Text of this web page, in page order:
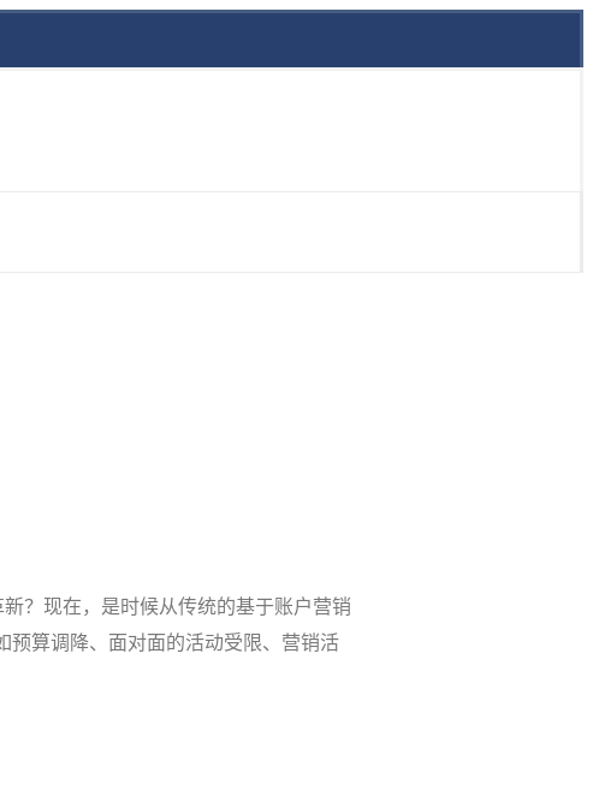
？现在，是时候从传统的基于账户营销
预算调降、面对面的活动受限、营销活